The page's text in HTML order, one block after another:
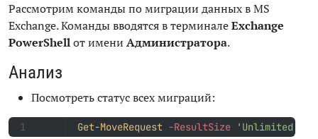
Рассмотрим команды по миграции данных в MS
Exchange. Команды вводятся в терминалеExchange
PowerShellот имени Администратора.
Анализ
Посмотреть статус всех миграций:
Get-MoveRequest -ResultSize 'Unlimited'